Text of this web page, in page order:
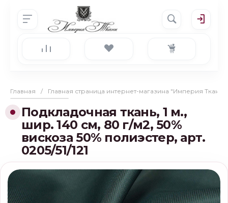
Главная / Главная страница интернет-магазина "Империя Ткани"
Подкладочная ткань, 1 м.,
шир. 140 см, 80 г/м2, 50%
вискоза 50% полиэстер, арт.
0205/51/121